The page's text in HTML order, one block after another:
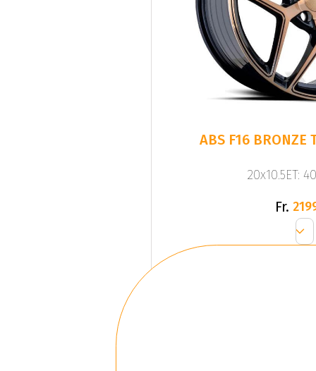
ABS F16 BRONZE
20x10.5ET:
Fr.